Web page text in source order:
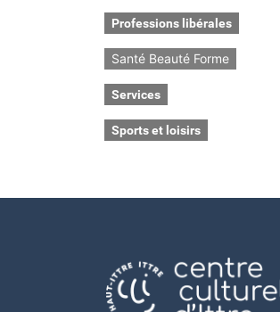
Professions libérales
Santé Beauté Forme
Services
Sports et loisirs